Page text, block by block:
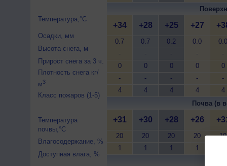
Температура,°C
Осадки, мм
Высота снега, м
Прирост снега за 3 ч.
Плотность снега кг/
м3
Класс пожаров (1-5)
Температура
почвы,°C
Влагосодержание, %
Доступная влага, %
+34
0.7
-
0
-
4
+28
0.7
-
0
-
4
+25
0.2
-
0
-
4
+27
0.0
-
0
-
4
0.0
-
0
-
4
Почва (в
+31
20
1
+30
20
1
+28
20
1
+26
20
1
19